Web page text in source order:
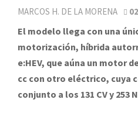
MARCOS H. DE LA MORENA
El modelo llega con una
motorización, híbrida
e:HEV, que aúna un motor
cc con otro eléctrico, cuya
conjunto a los 131 CV y 253